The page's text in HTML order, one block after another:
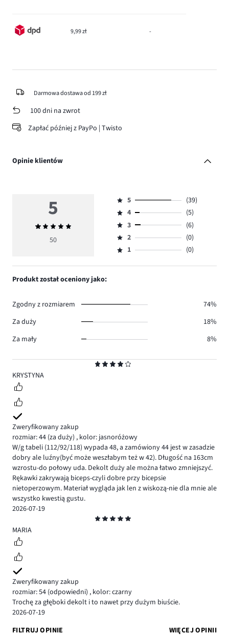
9,99 zł -
Darmowa dostawa od 199 zł
100 dni na zwrot
Zapłać później z PayPo | Twisto
Opinie klientów
4
KRYSTYNA
Zweryfikowany zakup
rozmiar: 44 (za duży) , kolor: jasnoróżowy
W/g tabeli (112/92/118) wypada 48, a zamówiony 44 jest w zasadzie
dobry ale luźny(być może weszłabym też w 42). Długość na 163cm
wzrostu-do połowy uda. Dekolt duży ale można łatwo zmniejszyć.
Rękawki zakrywają biceps-czyli dobre przy bicepsie
nietoperzowym. Materiał wygląda jak len z wiskozą-nie dla mnie ale
wszystko kwestią gustu.
2026-07-19
5
MARIA
Zweryfikowany zakup
rozmiar: 54 (odpowiedni) , kolor: czarny
Trochę za głęboki dekolt i to nawet przy dużym biuście.
2026-07-19
FILTRUJ OPINIE
WIĘCEJ OPINII
5
Średnia
ocena
50
Ocena
5,
ilość
głosów
39.
5
(39)
Ocena
4,
ilość
głosów
4
(5)
Ocena
3,
ilość
3
(6)
Ocena
2,
2
(0)
Ocena
1,
1 (0)
Produkt został oceniony jako:
Zgodny z rozmiarem
74%
Za duży
18%
Za mały
8%